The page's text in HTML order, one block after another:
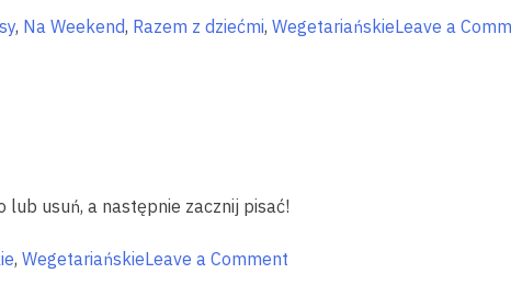
, Na Weekend, Razem z dziećmi, WegetariańskieLeave a
lub usuń, a następnie zacznij pisać!
, WegetariańskieLeave a Comment